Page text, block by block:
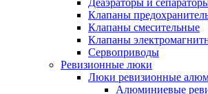
Деаэраторы и
Клапаны
Клапаны смесительные
Клапаны
Сервоприводы
Ревизионные люки
Люки ревизионные
Алюминиевые